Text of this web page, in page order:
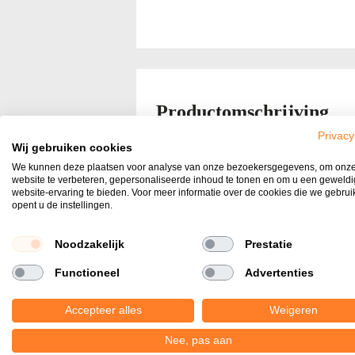
begin
afbeeldingen-
gallerij
Productomschrijving
Weersbestendig
De tegels beschikken over een
Kras bestendig &
bestand tegen zuren
Keramische materialen zijn kras
Vuil en vocht zal niet in het oppervlak
Wij gebruiken cookies
We kunnen deze plaatsen voor analyse van onze bezoekersgegevens, om onze
website te verbeteren, gepersonaliseerde inhoud te tonen en om u een
website-ervaring te bieden. Voor meer informatie over de cookies die we
opent u de instellingen.
Noodzakelijk Prestatie
Functioneel Advertenties
Accepteer alles Weigeren
Nee, pas aan